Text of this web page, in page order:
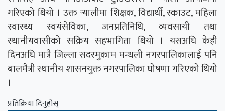
गरिएको थियो । उक्त र्‍यालीमा शिक्षक, विद्यार्थी, स्काउट, महिला
स्वास्थ्य स्वयंसेविका, जनप्रतिनिधि, व्यवसायी तथा
स्थानीयवासीको सक्रिय सहभागिता थियो । यसअघि केही
दिनअघि मात्रै जिल्ला सदरमुकाम मन्थली नगरपालिकालाई पनि
बालमैत्री स्थानीय शासनयुक्त नगरपालिका घोषणा गरिएको थियो
।
प्रतिक्रिया दिनुहोस्